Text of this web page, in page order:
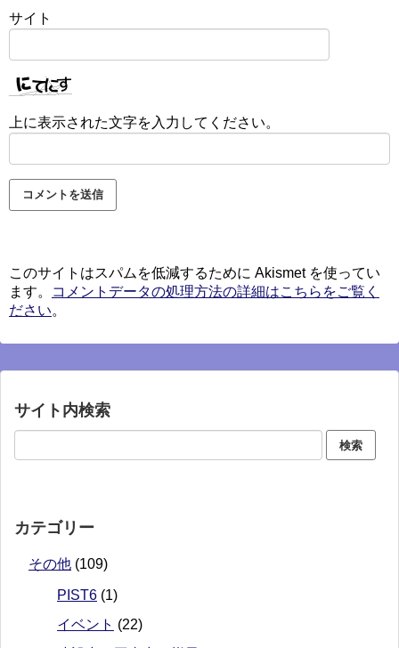
サイト
上に表示された文字を入力してください。
このサイトはスパムを低減するために Akismet を使ってい
ます。
コメントデータの処理方法の詳細はこちらをご覧く
ださい。
サイト内検索
カテゴリー
その他 (109)
PIST6 (1)
イベント (22)